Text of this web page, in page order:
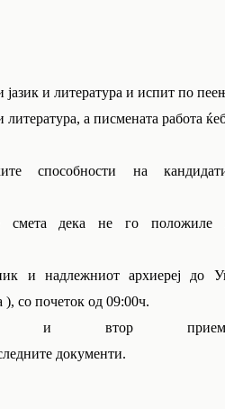
и литература и испит по
а писмената работа
способности на
дека не го положиле
и надлежниот архиереј до
со почеток од 09:00ч.
и втор
документи.